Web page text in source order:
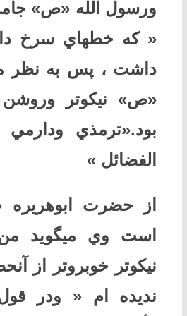
ورسول الله «ص»
« كه خطهاي سرخ
داشت ، پس به نظر
«ص» نيكوتر وروشن
بود.«ترمذي
الفضائل »
از حضرت
است وي ميگويد
نيكوتر خوبروتر از
نديده ام « ودر قول